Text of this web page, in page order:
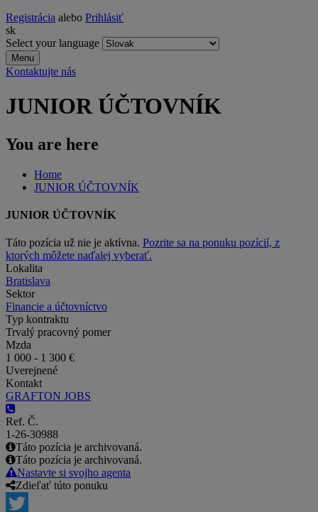
Registrácia alebo Prihlásiť
sk
Select your language
Menu
Kontaktujte nás
JUNIOR ÚČTOVNÍK
You are here
Home
JUNIOR ÚČTOVNÍK
JUNIOR ÚČTOVNÍK
Táto pozícia už nie je aktívna. Pozrite sa na ponuku pozícií, z
ktorých môžete naďalej vyberať.
Lokalita
Bratislava
Sektor
Financie a účtovníctvo
Typ kontraktu
Trvalý pracovný pomer
Mzda
1 000 - 1 300 €
Uverejnené
Kontakt
GRAFTON JOBS
Ref. Č.
1-26-30988
Táto pozícia je archivovaná.
Táto pozícia je archivovaná.
Nastavte si svojho agenta
Zdieľať túto ponuku